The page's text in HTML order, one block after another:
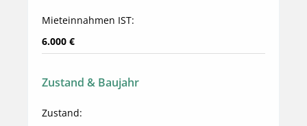
Mieteinnahmen IST:
6.000 €
Zustand & Baujahr
Zustand: